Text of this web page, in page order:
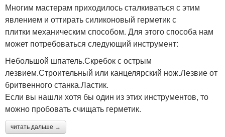
Многим мастерам приходилось сталкиваться с этим
явлением и оттирать силиконовый герметик с
плитки механическим способом. Для этого способа нам
может потребоваться следующий инструмент:
Небольшой шпатель.Скребок с острым
лезвием.Строительный или канцелярский нож.Лезвие от
бритвенного станка.Ластик.
Если вы нашли хотя бы один из этих инструментов, то
можно пробовать счищать герметик.
читать дальше →